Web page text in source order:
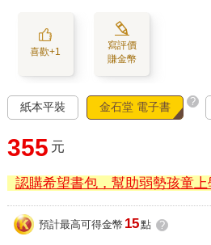
喜歡+1
寫評價
賺金幣
紙本平裝 金石堂 電子書 ?
355 元
認購希望書包，幫助弱勢孩童上
預計最高可得金幣 15點 ?